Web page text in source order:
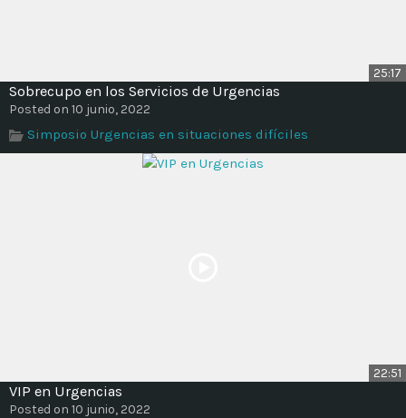
25:17
Sobrecupo en los Servicios de Urgencias
Posted on 10 junio, 2022
Simposio Urgencias en situaciones difíciles
22:51
VIP en Urgencias
Posted on 10 junio, 2022